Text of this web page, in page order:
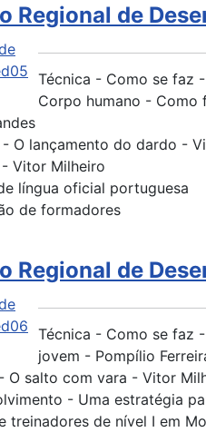
Regional de
Técnica - Como se faz
Corpo humano - Como
O lançamento do dardo -
Vitor Milheiro
língua oficial portuguesa
de formadores
Regional de
Técnica - Como se faz
jovem - Pompílio
O salto com vara - Vitor
- Uma estratégia
treinadores de nível I em